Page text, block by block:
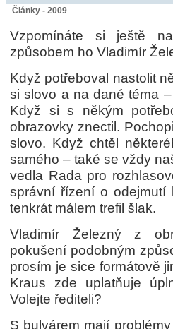
Články - 2009
Vzpomínáte si ještě
způsobem ho Vladimír
Když potřeboval nastolit
si slovo a na dané téma
Když si s někým
obrazovky znectil.
slovo. Když chtěl
samého – také se vždy
vedla Rada pro
správní řízení o odejmutí
tenkrát málem trefil šlak.
Vladimír Železný z
pokušení podobným
prosím je sice formátově
Kraus zde uplatňuje
Volejte řediteli?
S bulvárem mají